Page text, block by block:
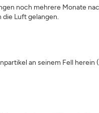
noch mehrere Monate
Luft gelangen.
an seinem Fell